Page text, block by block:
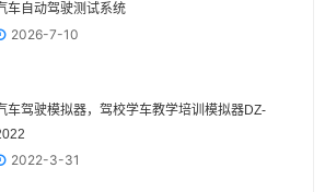
车自动驾驶测试系统
2026-7-10
车驾驶模拟器，驾校学车教学培训模拟器DZ-
2022-3-31